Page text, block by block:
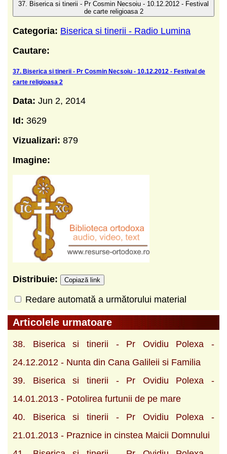
37. Biserica si tinerii - Pr Cosmin Necsoiu - 10.12.2012 - Festival
de carte religioasa 2
Categoria: Biserica si tinerii - Radio Lumina
Cautare:
37. Biserica si tinerii - Pr Cosmin Necsoiu - 10.12.2012 - Festival de
carte religioasa 2
Data: Jun 2, 2014
Id: 3629
Vizualizari: 879
Imagine:
Distribuie: Copiază link
Redare automată a următorului material
Articolele urmatoare
38. Biserica si tinerii - Pr Ovidiu Polexa -
24.12.2012 - Nunta din Cana Galileii si Familia
39. Biserica si tinerii - Pr Ovidiu Polexa -
14.01.2013 - Potolirea furtunii de pe mare
40. Biserica si tinerii - Pr Ovidiu Polexa -
21.01.2013 - Praznice in cinstea Maicii Domnului